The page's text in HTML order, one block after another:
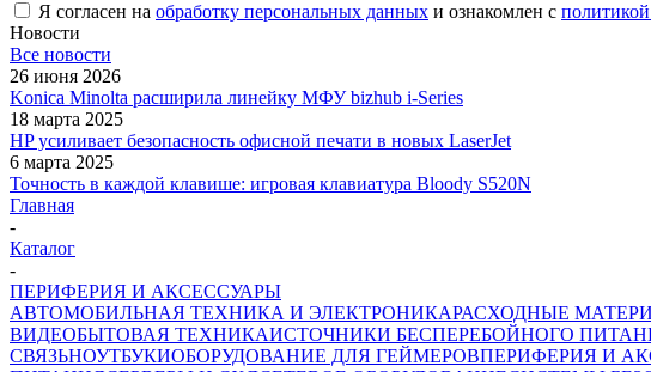
Я согласен на обработку персональных данных и ознакомлен с
Новости
Все новости
26 июня 2026
Konica Minolta расширила линейку МФУ bizhub i-Series
18 марта 2025
HP усиливает безопасность офисной печати в новых LaserJet
6 марта 2025
Точность в каждой клавише: игровая клавиатура Bloody S520N
Главная
-
Каталог
-
ПЕРИФЕРИЯ И АКСЕССУАРЫ
АВТОМОБИЛЬНАЯ ТЕХНИКА И ЭЛЕКТРОНИКАРАСХОДНЫЕ
ВИДЕОБЫТОВАЯ ТЕХНИКАИСТОЧНИКИ БЕСПЕРЕБОЙНОГО
СВЯЗЬНОУТБУКИОБОРУДОВАНИЕ ДЛЯ ГЕЙМЕРОВПЕРИФЕРИЯ И